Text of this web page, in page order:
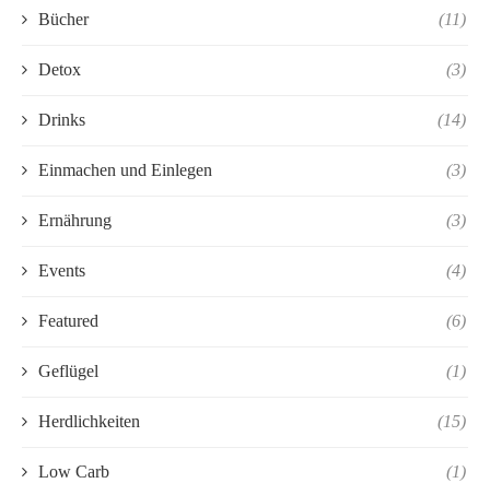
Bücher (11)
Detox (3)
Drinks (14)
Einmachen und Einlegen (3)
Ernährung (3)
Events (4)
Featured (6)
Geflügel (1)
Herdlichkeiten (15)
Low Carb (1)